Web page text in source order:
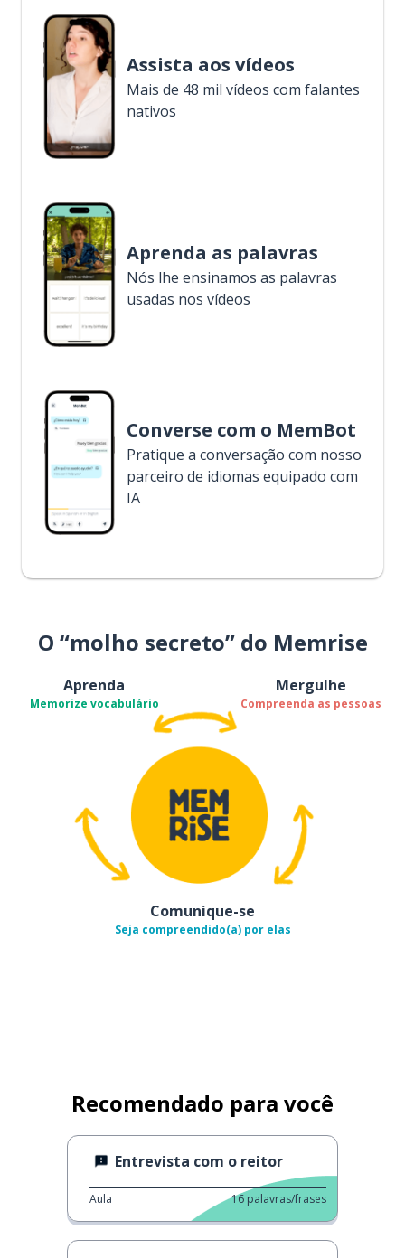
Assista aos vídeos
Mais de 48 mil vídeos com falantes
nativos
Aprenda as palavras
Nós lhe ensinamos as palavras
usadas nos vídeos
Converse com o MemBot
Pratique a conversação com nosso
parceiro de idiomas equipado com
IA
O “molho secreto” do Memrise
Aprenda
Memorize vocabulário
Mergulhe
Compreenda as pessoas
Comunique-se
Seja compreendido(a) por elas
Recomendado para você
Entrevista com o reitor
Aula 16 palavras/frases